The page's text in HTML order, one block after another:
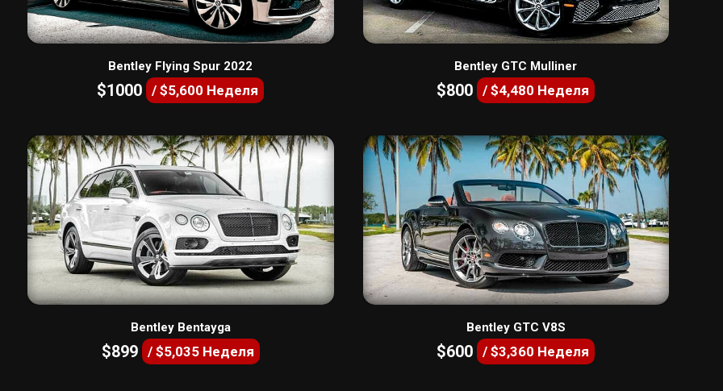
Bentley Flying Spur 2022
$1000 / $5,600 Неделя
Bentley GTC Mulliner
$800 / $4,480 Неделя
Bentley Bentayga
$899 / $5,035 Неделя
Bentley GTC V8S
$600 / $3,360 Неделя